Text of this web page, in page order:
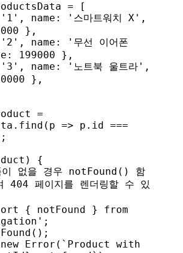
= [
'1' , name: '스마트워치 X'
},
'2' , name:
'무선 이어폰
199000 },
'3' , name: '노트북 울트라'
},
. find ( p => p . id
) {
404 페이지를 렌더링할 수 있
new Error ( `Product with